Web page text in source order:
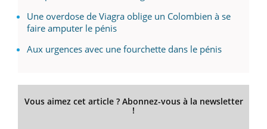
Une overdose de Viagra oblige un Colombien à se
faire amputer le pénis
Aux urgences avec une fourchette dans le pénis
Vous aimez cet article ? Abonnez-vous à la newsletter
!